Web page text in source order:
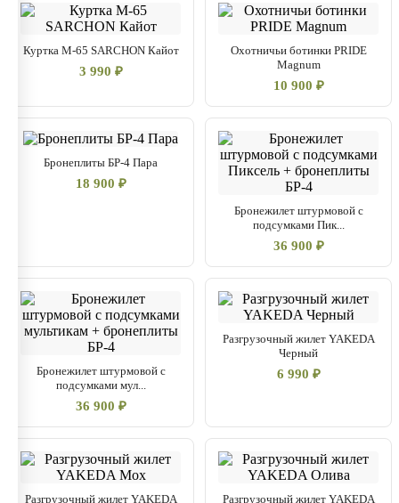
Клеепрошивной метод крепления для надёжности
Куртка М-65 SARCHON Кайот
3 990 ₽
Охотничьи ботинки PRIDE
Magnum
10 900 ₽
Бронеплиты БР-4 Пара
18 900 ₽
Бронежилет штурмовой с
подсумками Пик...
36 900 ₽
Бронежилет штурмовой с
подсумками мул...
36 900 ₽
Разгрузочный жилет YAKEDA
Черный
6 990 ₽
Разгрузочный жилет YAKEDA
Разгрузочный жилет YAKEDA